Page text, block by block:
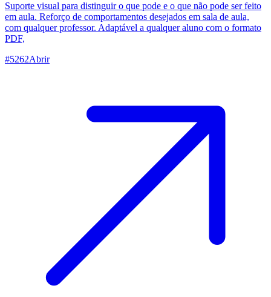
Suporte visual para distinguir o que pode e o que não pode ser feito
em aula. Reforço de comportamentos desejados em sala de aula,
com qualquer professor. Adaptável a qualquer aluno com o formato
PDF,
#5262Abrir